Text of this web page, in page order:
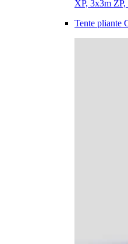
XP, 3x3m
Tente pliante